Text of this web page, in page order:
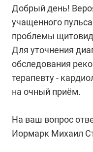
Добрый день!
учащенного
проблемы
Для уточнения
обследования
терапевту -
на очный приём.
На ваш вопрос
Иормарк Михаил